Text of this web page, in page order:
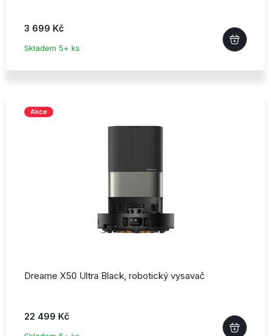
3 699 Kč
Skladem 5+ ks
Akce
Dreame X50 Ultra Black, robotický vysavač
22 499 Kč